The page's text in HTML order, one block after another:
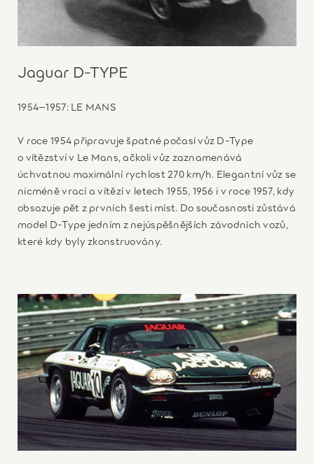
Jaguar D-TYPE
1954–1957: LE MANS
V roce 1954 připravuje špatné počasí vůz D-Type
o vítězství v Le Mans, ačkoli vůz zaznamenává
úchvatnou maximální rychlost 270 km/h. Elegantní vůz se
nicméně vrací a vítězí v letech 1955, 1956 i v roce 1957, kdy
obsazuje pět z prvních šesti míst. Do současnosti zůstává
model D-Type jedním z nejúspěšnějších závodních vozů,
které kdy byly zkonstruovány.